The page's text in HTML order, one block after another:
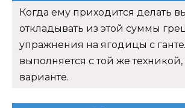
Когда ему приходится делать
откладывать из этой суммы
упражнения на ягодицы с
выполняется с той же техникой,
варианте.